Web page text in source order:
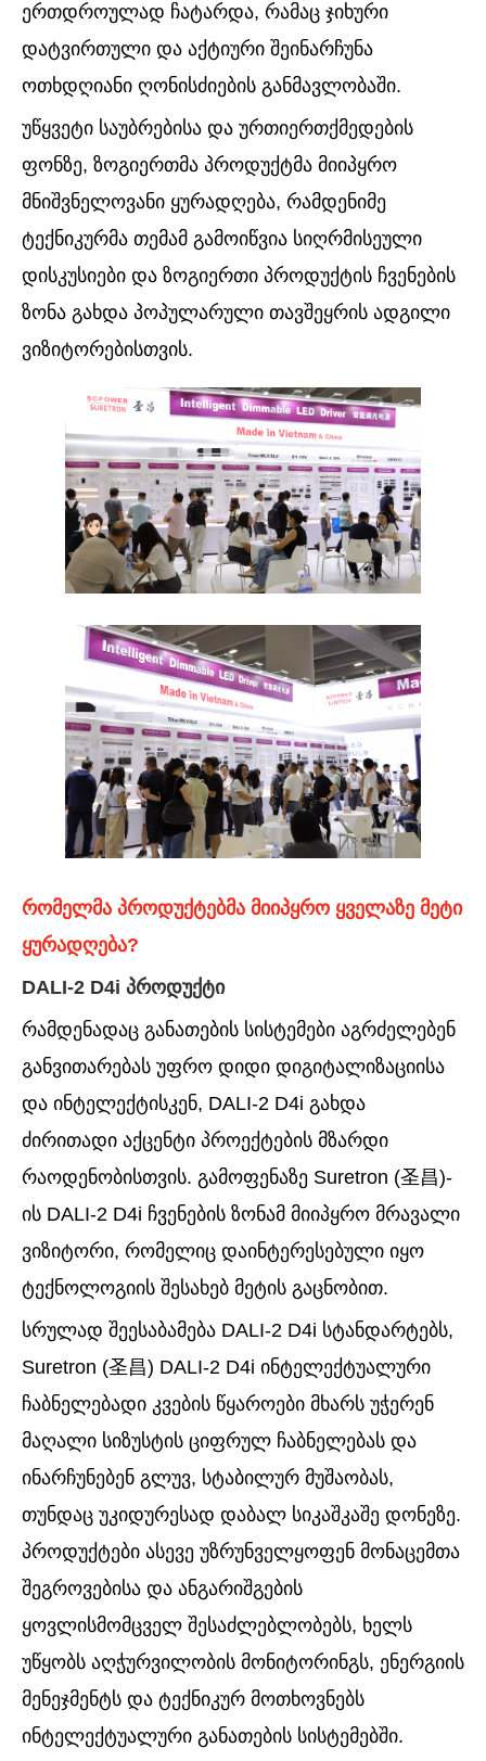
ერთდროულად ჩატარდა, რამაც ჯიხური
დატვირთული და აქტიური შეინარჩუნა
ოთხდღიანი ღონისძიების განმავლობაში.
უწყვეტი საუბრებისა და ურთიერთქმედების
ფონზე, ზოგიერთმა პროდუქტმა მიიპყრო
მნიშვნელოვანი ყურადღება, რამდენიმე
ტექნიკურმა თემამ გამოიწვია სიღრმისეული
დისკუსიები და ზოგიერთი პროდუქტის ჩვენების
ზონა გახდა პოპულარული თავშეყრის ადგილი
ვიზიტორებისთვის.
რომელმა პროდუქტებმა მიიპყრო ყველაზე მეტი
ყურადღება?
DALI-2 D4i პროდუქტი
რამდენადაც განათების სისტემები აგრძელებენ
განვითარებას უფრო დიდი დიგიტალიზაციისა
და ინტელექტისკენ, DALI-2 D4i გახდა
ძირითადი აქცენტი პროექტების მზარდი
რაოდენობისთვის. გამოფენაზე Suretron (圣昌)-
ის DALI-2 D4i ჩვენების ზონამ მიიპყრო მრავალი
ვიზიტორი, რომელიც დაინტერესებული იყო
ტექნოლოგიის შესახებ მეტის გაცნობით.
სრულად შეესაბამება DALI-2 D4i სტანდარტებს,
Suretron (圣昌) DALI-2 D4i ინტელექტუალური
ჩაბნელებადი კვების წყაროები მხარს უჭერენ
მაღალი სიზუსტის ციფრულ ჩაბნელებას და
ინარჩუნებენ გლუვ, სტაბილურ მუშაობას,
თუნდაც უკიდურესად დაბალ სიკაშკაშე დონეზე.
პროდუქტები ასევე უზრუნველყოფენ მონაცემთა
შეგროვებისა და ანგარიშგების
ყოვლისმომცველ შესაძლებლობებს, ხელს
უწყობს აღჭურვილობის მონიტორინგს, ენერგიის
მენეჯმენტს და ტექნიკურ მოთხოვნებს
ინტელექტუალური განათების სისტემებში.